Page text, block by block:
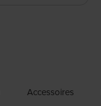
Accessoires